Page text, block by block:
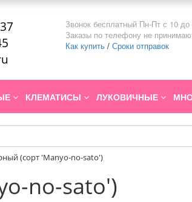
Звонок бесплатный Пн-Пт с 10 до
Заказы по телефону не
Как купить / Сроки отправок
КЛЕМАТИСЫ ЛУКОВИЧНЫЕ
(сорт 'Manyo-no-sato')
no-sato')